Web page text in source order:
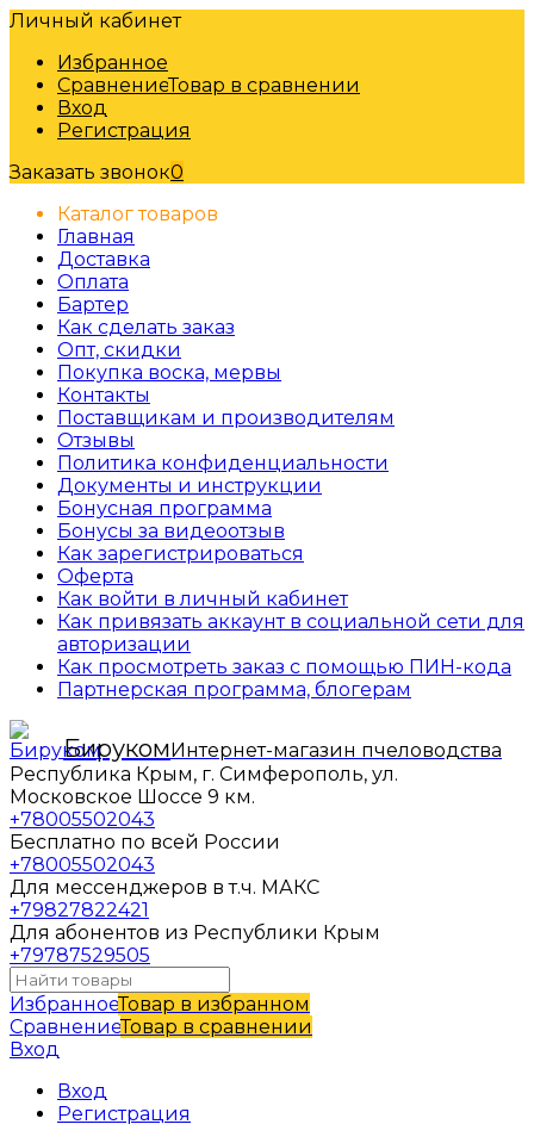
Личный кабинет
Избранное
СравнениеТовар в сравнении
Вход
Регистрация
Заказать звонок0
Каталог товаров
Главная
Доставка
Оплата
Бартер
Как сделать заказ
Опт, скидки
Покупка воска, мервы
Контакты
Поставщикам и производителям
Отзывы
Политика конфиденциальности
Документы и инструкции
Бонусная программа
Бонусы за видеоотзыв
Как зарегистрироваться
Оферта
Как войти в личный кабинет
Как привязать аккаунт в социальной сети для
авторизации
Как просмотреть заказ с помощью ПИН-кода
Партнерская программа, блогерам
БирукомИнтернет-магазин пчеловодства
Республика Крым, г. Симферополь, ул.
Московское Шоссе 9 км.
+78005502043
Бесплатно по всей России
+78005502043
Для мессенджеров в т.ч. МАКС
+79827822421
Для абонентов из Республики Крым
+79787529505
ИзбранноеТовар в избранном
СравнениеТовар в сравнении
Вход
Вход
Регистрация